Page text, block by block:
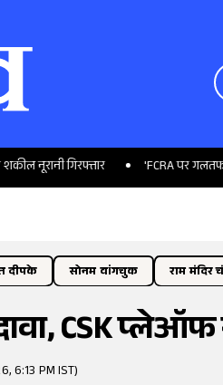
गिरफ्तार 'FCRA पर गलतफहमी है...',
दीपके सोनम वांगचुक राम मंदिर
CSK
6:13 PM IST)